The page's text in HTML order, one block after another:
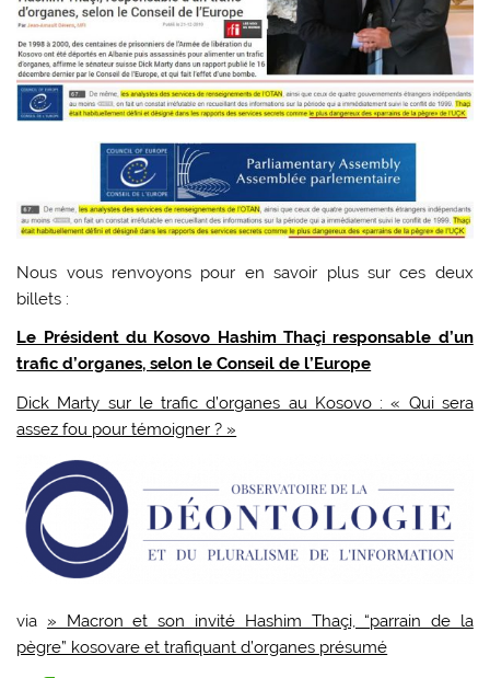
Nous vous renvoyons pour en savoir plus sur ces deux
billets :
Le Président du Kosovo Hashim Thaçi responsable d’un
trafic d’organes, selon le Conseil de l’Europe
Dick Marty sur le trafic d’organes au Kosovo : « Qui sera
assez fou pour témoigner ? »
via » Macron et son invité Hashim Thaçi, “parrain de la
pègre” kosovare et trafiquant d’organes présumé